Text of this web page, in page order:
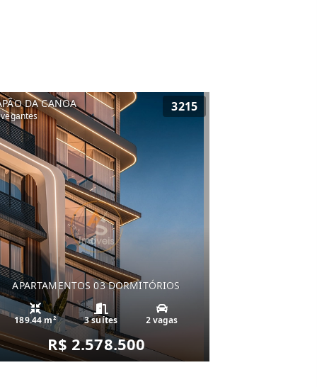
DA CANOA 3215
APARTAMENTOS 03 DORMITÓRIOS
189.44 m² 3 suítes 2 vagas
R$ 2.578.500